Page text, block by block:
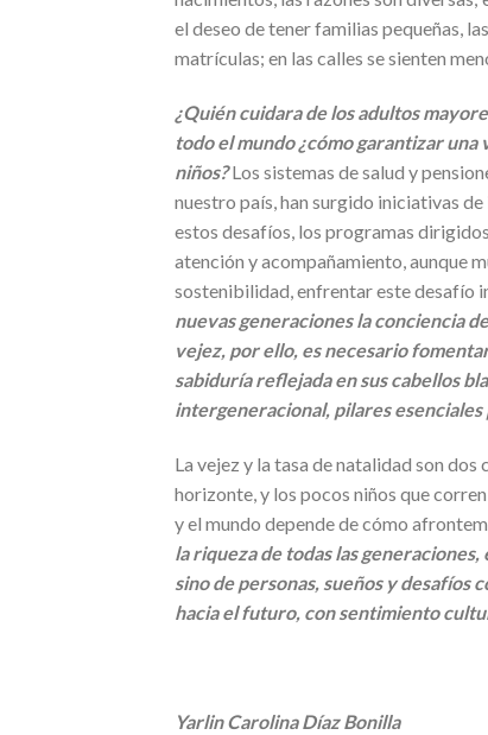
el deseo de tener familias pequeñas,
matrículas; en las calles se sienten
¿Quién cuidara de los adultos
todo el mundo ¿cómo garantizar una
niños?Los sistemas de salud y
nuestro país, han surgido iniciativas
estos desafíos, los programas
atención y acompañamiento, aunque
sostenibilidad, enfrentar este desafío
nuevas generaciones la conciencia
vejez, por ello, es necesario
sabiduría reflejada en sus cabellos
intergeneracional, pilares
La vejez y la tasa de natalidad son
horizonte, y los pocos niños que
y el mundo depende de cómo
la riqueza de todas las
sino de personas, sueños y
hacia el futuro, con sentimiento
Yarlin Carolina Díaz Bonilla